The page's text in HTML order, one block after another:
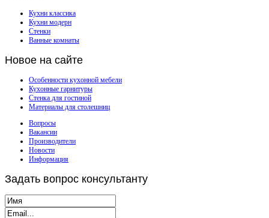
Кухни классика
Кухни модерн
Стенки
Ванные комнаты
Новое на сайте
Особенности кухонной мебели
Кухонные гарнитуры
Стенка для гостиной
Материалы для столешниц
Вопросы
Вакансии
Производители
Новости
Информация
Задать вопрос консультанту